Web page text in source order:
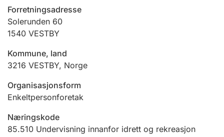
Jeger
Ektepaktrettleiaren
Andre tema
Forretningsadresse
Solerunden 60
1540 VESTBY
Kommune, land
3216 VESTBY, Norge
Organisasjonsform
Enkeltpersonforetak
Næringskode
85.510 Undervisning innanfor idrett og rekreasjon